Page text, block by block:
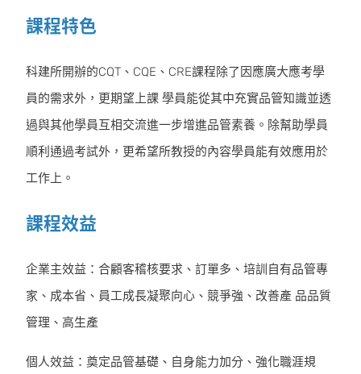
課程特色
科建所開辦的CQT、CQE、CRE課程除了因應廣大應考學
員的需求外，更期望上課 學員能從其中充實品管知識並透
過與其他學員互相交流進一步增進品管素養。除幫助學員
順利通過考試外，更希望所教授的內容學員能有效應用於
工作上。
課程效益
企業主效益：合顧客稽核要求、訂單多、培訓自有品管專
家、成本省、員工成長凝聚向心、競爭強、改善產 品品質
管理、高生產
個人效益：奠定品管基礎、自身能力加分、強化職涯規